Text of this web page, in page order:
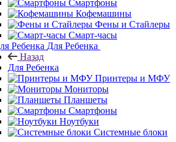
Смартфоны
Кофемашины
Фены и Стайлеры
Смарт-часы
Для Ребенка
Назад
Для Ребенка
Принтеры и МФУ
Мониторы
Планшеты
Смартфоны
Ноутбуки
Системные блоки